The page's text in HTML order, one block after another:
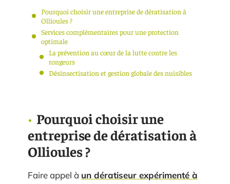
Pourquoi choisir une entreprise de dératisation à
Ollioules ?
Services complémentaires pour une protection
optimale
La prévention au cœur de la lutte contre les
rongeurs
Désinsectisation et gestion globale des nuisibles
Pourquoi choisir une
entreprise de dératisation à
Ollioules ?
Faire appel à un dératiseur expérimenté à